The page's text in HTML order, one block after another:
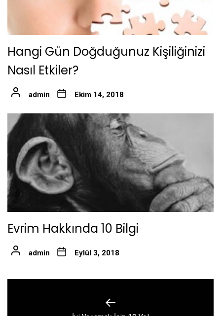
Hangi Gün Doğduğunuz Kişiliğinizi
Nasıl Etkiler?
admin Ekim 14, 2018
Evrim Hakkında 10 Bilgi
admin Eylül 3, 2018